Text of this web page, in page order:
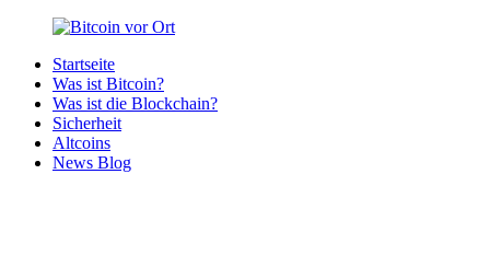
Zurück
Inhalt
Bitcoin
Bitcoins
deiner
Region
Startseite
Was ist Bitcoin?
Was ist die Blockchain?
Sicherheit
Altcoins
News Blog